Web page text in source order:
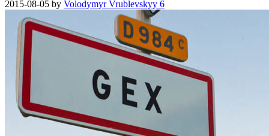
2015-08-05 by Volodymyr Vrublevskyy 6